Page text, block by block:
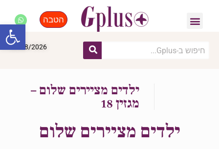
הטבה
06/08/2026
ילדים מציירים שלום –
מגזין 18
ילדים מציירים שלום
פתח